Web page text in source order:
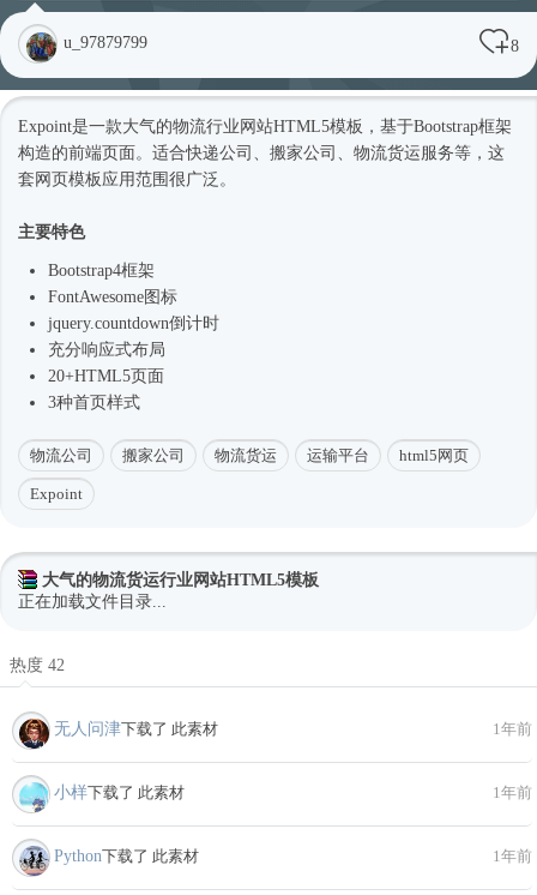
u_97879799 8
Expoint是一款大气的物流行业网站HTML5模板 ，基于Bootstrap框架
构造的前端页面。适合快递公司、搬家公司、物流货运服务等，这
套 网页模板 应用范围很广泛。
主要特色
Bootstrap4框架
FontAwesome图标
jquery.countdown倒计时
充分响应式布局
20+HTML5页面
3种首页样式
物流公司 搬家公司 物流货运 运输平台 html5网页
Expoint
大气的物流货运行业网站HTML5模板
正在加载文件目录...
热度 42
无人问津下载了 此素材 1年前
小样下载了 此素材 1年前
Python下载了 此素材 1年前